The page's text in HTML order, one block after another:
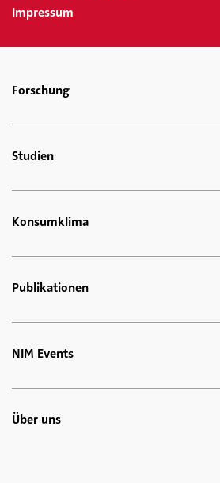
Impressum
Forschung
Studien
Konsumklima
Publikationen
NIM Events
Über uns